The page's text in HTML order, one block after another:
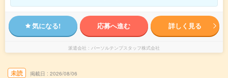
気になる! 応募へ進む 詳しく見る
派遣会社 パーソルテンプスタッフ株式会社
未読 掲載日 2026/08/06